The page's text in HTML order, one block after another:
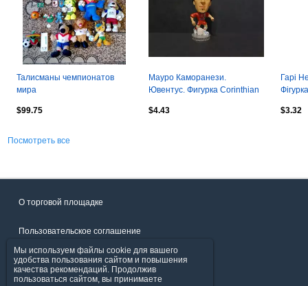
Талисманы чемпионатов
мира
$99.75
Мауро Каморанези.
Ювентус. Фигурка Corinthian
$4.43
Гарі
$3.32
Посмотреть все
О торговой площадке
Пользовательское соглашение
Политика конфиденциальности
Мы используем файлы cookie для вашего
удобства пользования сайтом и повышения
качества рекомендаций. Продолжив
пользоваться сайтом, вы принимаете